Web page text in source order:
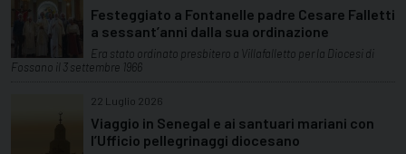
Festeggiato a Fontanelle padre Cesare Falletti
a sessant’anni dalla sua ordinazione
Era stato ordinato presbitero a Villafalletto per la Diocesi di
Fossano il 3 settembre 1966
22 Luglio 2026
Viaggio in Senegal e ai santuari mariani con
l’Ufficio pellegrinaggi diocesano